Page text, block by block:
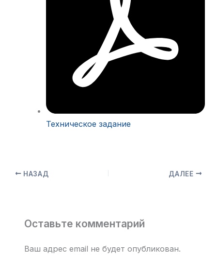
Техническое задание
НАЗАД ДАЛЕЕ
Оставьте комментарий
Ваш адрес email не будет опубликован.